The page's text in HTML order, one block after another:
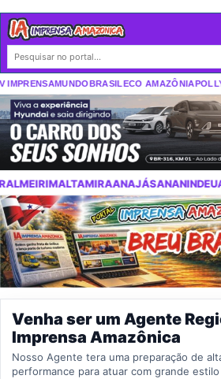
MUNDOBRASILECO AMAZÔNIAPOLLY
ANAJÁSANANINDEUAANAPUAUGUSTO
Venha ser um Agente
Imprensa Amazônica
Nosso Agente tera uma preparação de
performance para atuar com grande